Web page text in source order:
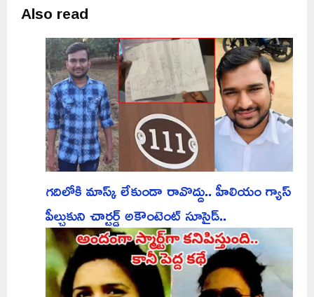
Also read
గదిలోకి మాస్క్ లేకుండా రావొద్దు.. హీలియం గ్యాస్
పీల్చుకుని చార్టర్డ్ అకౌంటెంట్ సూసైడ్..